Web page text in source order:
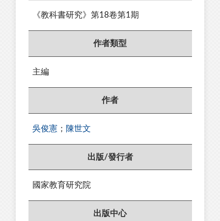
《教科書研究》第18卷第1期
作者類型
主編
作者
吳俊憲 ； 陳世文
出版/發行者
國家教育研究院
出版中心